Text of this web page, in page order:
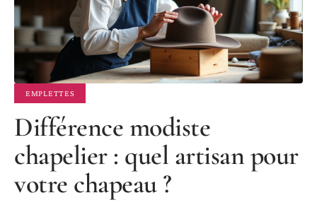
EMPLETTES
Différence modiste
chapelier : quel artisan pour
votre chapeau ?